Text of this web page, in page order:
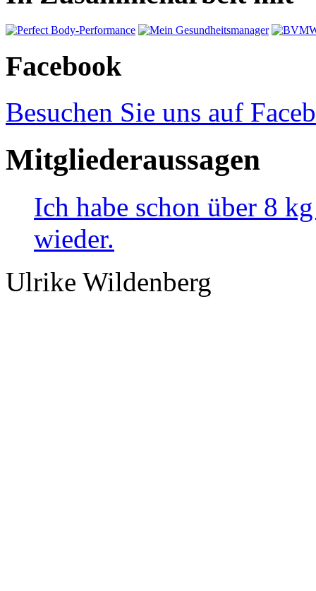
Facebook
Besuchen Sie uns auf
Mitgliederaussagen
Ich habe schon über 8
wieder.
Ulrike Wildenberg